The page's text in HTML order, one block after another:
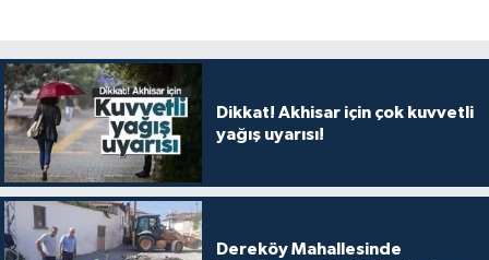
Dikkat! Akhisar için çok kuvvetli
yağış uyarısı!
Dereköy Mahallesinde